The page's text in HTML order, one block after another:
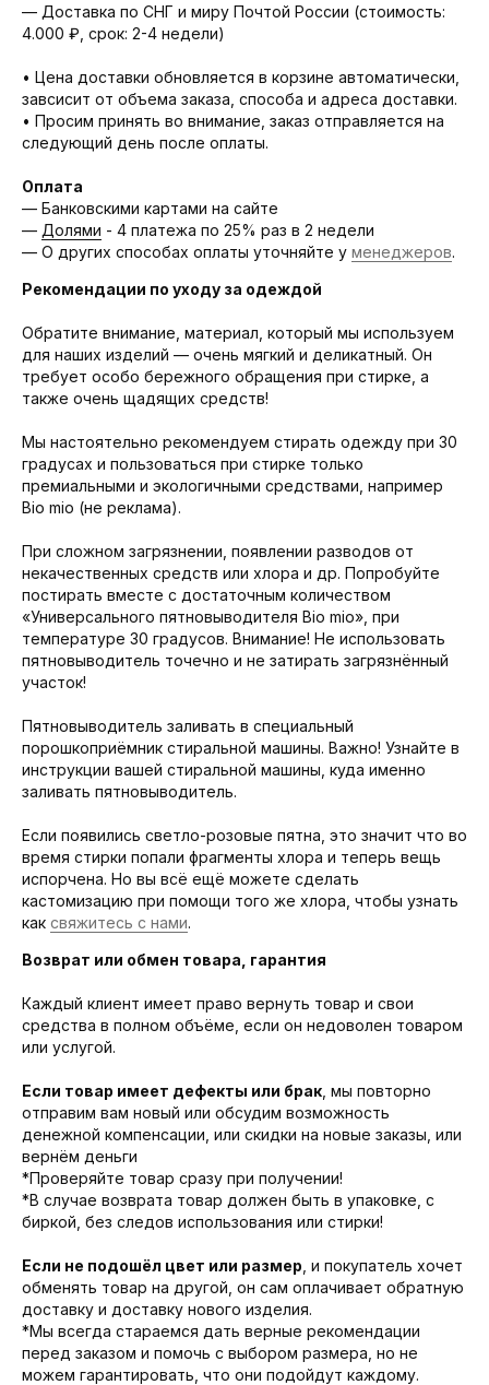
— Доставка по СНГ и миру Почтой России (стоимость:
4.000 ₽, срок: 2-4 недели)
• Цена доставки обновляется в корзине автоматически,
завсисит от объема заказа, способа и адреса доставки.
• Просим принять во внимание, заказ отправляется на
следующий день после оплаты.
Оплата
— Банковскими картами на сайте
— Долями - 4 платежа по 25% раз в 2 недели
— О других способах оплаты уточняйте у менеджеров.
Рекомендации по уходу за одеждой
Обратите внимание, материал, который мы используем
для наших изделий — очень мягкий и деликатный. Он
требует особо бережного обращения при стирке, а
также очень щадящих средств!
Мы настоятельно рекомендуем стирать одежду при 30
градусах и пользоваться при стирке только
премиальными и экологичными средствами, например
Bio mio (не реклама).
При сложном загрязнении, появлении разводов от
некачественных средств или хлора и др. Попробуйте
постирать вместе с достаточным количеством
«Универсального пятновыводителя Bio mio», при
температуре 30 градусов. Внимание! Не использовать
пятновыводитель точечно и не затирать загрязнённый
участок!
Пятновыводитель заливать в специальный
порошкоприёмник стиральной машины. Важно! Узнайте в
инструкции вашей стиральной машины, куда именно
заливать пятновыводитель.
Если появились светло-розовые пятна, это значит что во
время стирки попали фрагменты хлора и теперь вещь
испорчена. Но вы всё ещё можете сделать
кастомизацию при помощи того же хлора, чтобы узнать
как свяжитесь с нами.
Возврат или обмен товара, гарантия
Каждый клиент имеет право вернуть товар и свои
средства в полном объёме, если он недоволен товаром
или услугой.
Если товар имеет дефекты или брак , мы повторно
отправим вам новый или обсудим возможность
денежной компенсации, или скидки на новые заказы, или
вернём деньги
*Проверяйте товар сразу при получении!
*В случае возврата товар должен быть в упаковке, с
биркой, без следов использования или стирки!
Если не подошёл цвет или размер , и покупатель хочет
обменять товар на другой, он сам оплачивает обратную
доставку и доставку нового изделия.
*Мы всегда стараемся дать верные рекомендации
перед заказом и помочь с выбором размера, но не
можем гарантировать, что они подойдут каждому.